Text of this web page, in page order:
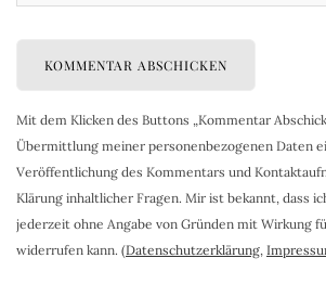
Mit dem Klicken des Buttons „Kommentar
Übermittlung meiner personenbezogenen Daten
Veröffentlichung des Kommentars und
Klärung inhaltlicher Fragen. Mir ist bekannt, dass
jederzeit ohne Angabe von Gründen mit Wirkung
widerrufen kann. (Datenschutzerklärung,